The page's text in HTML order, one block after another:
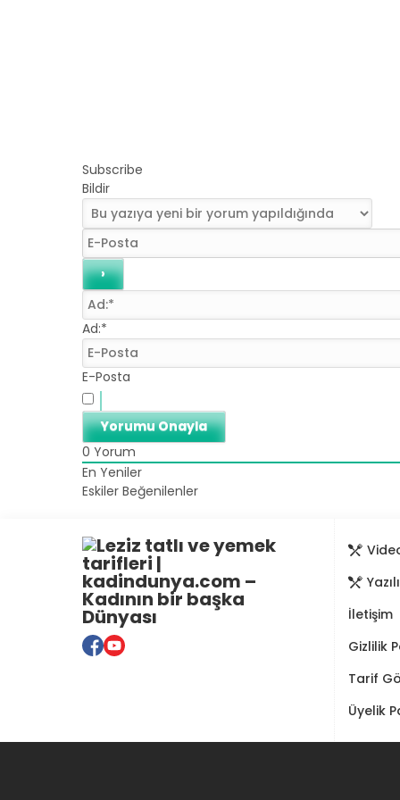
Subscribe
Bildir
Ad:*
E-Posta
0 Yorum
En Yeniler
Eskiler Beğenilenler
İletişim
Gizlilik
Tarif
Üyelik